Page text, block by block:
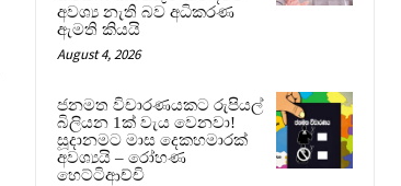
අවශ්‍ය නැති බව අධිකරණ
ඇමති කියයි
August 4, 2026
ජනමත විචාරණයකට රුපියල්
බිලියන 1ක් වැය වෙනවා!
සූදානමට මාස දෙකහමාරක්
අවශ්‍යයි – රෝහණ
හෙට්ටිආච්චි